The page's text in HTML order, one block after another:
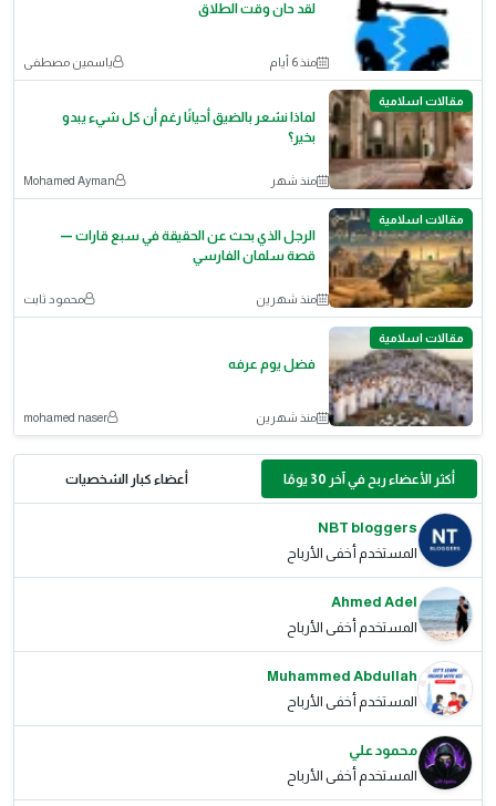
لقد حان وقت الطلاق
منذ 6 أيام ياسمين مصطفى
مقالات اسلامية
لماذا نشعر بالضيق أحيانًا رغم أن كل شيء يبدو
بخير؟
منذ شهر Mohamed Ayman
مقالات اسلامية
الرجل الذي بحث عن الحقيقة في سبع قارات —
قصة سلمان الفارسي
منذ شهرين محمود ثابت
مقالات اسلامية
فضل يوم عرفه
منذ شهرين mohamed naser
أكثر الأعضاء ربح في آخر 30 يومًا أعضاء كبار الشخصيات
NBT bloggers
المستخدم أخفى الأرباح
Ahmed Adel
المستخدم أخفى الأرباح
Muhammed Abdullah
المستخدم أخفى الأرباح
محمود علي
المستخدم أخفى الأرباح